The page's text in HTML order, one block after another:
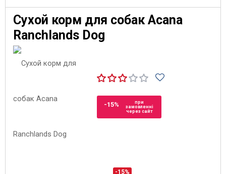
Сухой корм для собак Acana
Ranchlands Dog
-15%
при
замовленні
через сайт
-15%